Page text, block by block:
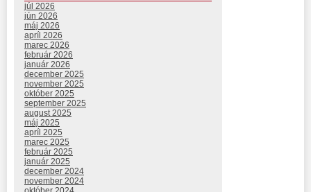
júl 2026
jún 2026
máj 2026
apríl 2026
marec 2026
február 2026
január 2026
december 2025
november 2025
október 2025
september 2025
august 2025
máj 2025
apríl 2025
marec 2025
február 2025
január 2025
december 2024
november 2024